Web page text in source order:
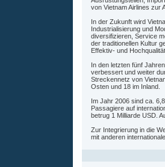
von Vietnam Airlines zur
In der Zukunft wird
Industrialisierung und
diversifizieren, Service
der traditionellen Kultur
Effektiv- und
In den letzten fünf
verbessert und weiter
Streckennetz von
Osten und 18 im Inland.
Im Jahr 2006 sind ca.
Passagiere auf
betrug 1 Milliarde USD.
Zur Integrierung in die
mit anderen